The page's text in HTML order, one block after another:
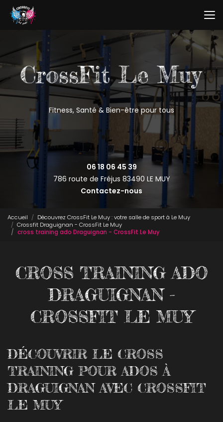
Aller
contenu
Fitness, Santé & Bien-être pour tous
06 18 06 45 39
786 route de Fréjus 83490 LE MUY
Contactez-nous
Accueil
Découvrez CrossFit Le Muy : votre salle de sport à Le Muy
Crossfit Draguignan - CrossFit Le Muy
cross training ado Draguignan - CrossFit Le Muy
CROSS TRAINING ADO
DRAGUIGNAN -
CROSSFIT LE MUY
DÉCOUVRIR LE CROSS
TRAINING POUR ADOS À
DRAGUIGNAN AVEC CROSSFIT
LE MUY